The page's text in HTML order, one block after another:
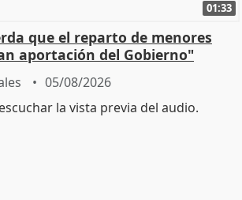
01:33
que el reparto de menores
aportación del Gobierno"
05/08/2026